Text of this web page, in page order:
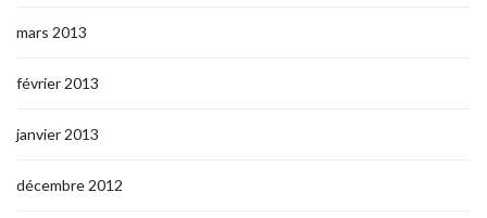
mars 2013
février 2013
janvier 2013
décembre 2012